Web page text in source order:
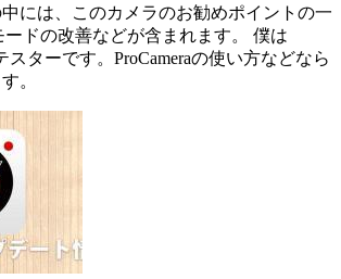
には、このカメラのお勧めポイントの一
ドの改善などが含まれます。 僕は
スターです。ProCameraの使い方などなら
。